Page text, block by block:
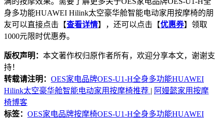
身多功能HUAWEI Hilink太空豪华舱智能电动家用按摩椅的朋
友可以直接点击【查看详情】，还可以点击【优惠券】领取
1000元限时优惠券。
版权声明： 本文著作权归原作者所有，欢迎分享本文，谢谢支
持！
转载请注明： OES家电品牌OES-U1-H全身多功能HUAWEI
Hilink太空豪华舱智能电动家用按摩椅推荐 | 阿嫚懿家用按摩
椅博客
标签： OES家电品牌按摩椅OES-U1-H全身多功能HUAWEI